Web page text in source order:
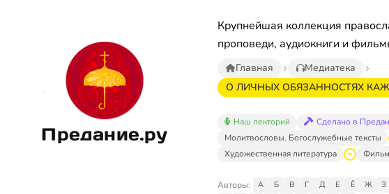
Предание.ру
Крупнейшая коллекция
проповеди, аудиокниги и
Главная
Медиатека
О ЛИЧНЫХ ОБЯЗАННОСТЯХ
Наш лекторий Сделано в
Молитвословы. Богослужебные тексты
Художественная литература
Авторы: А Б В Г Д Е Ё Ж З